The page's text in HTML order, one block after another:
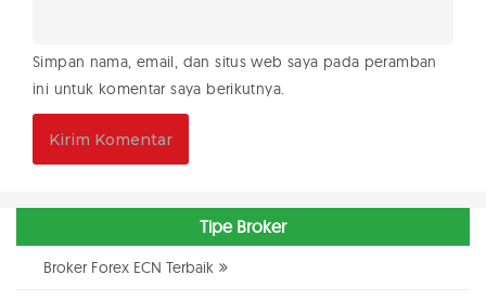
Simpan nama, email, dan situs web saya pada peramban
ini untuk komentar saya berikutnya.
Tipe Broker
Broker Forex ECN Terbaik